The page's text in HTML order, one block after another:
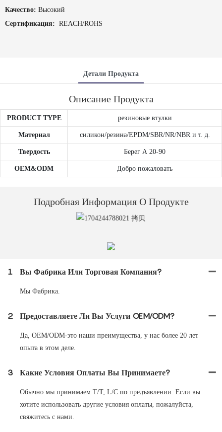
Качество: Высокий
Сертификация: REACH/ROHS
Детали Продукта
Описание Продукта
PRODUCT TYPE резиновые втулки
Материал силикон/резина/EPDM/SBR/NR/NBR и т. д.
Твердость Берег А 20-90
OEM&ODM Добро пожаловать
Подробная Информация О Продукте
1 Вы Фабрика Или Торговая Компания?
Мы Фабрика.
2 Предоставляете Ли Вы Услуги OEM/ODM?
Да, OEM/ODM-это наши преимущества, у нас более 20 лет
опыта в этом деле.
3 Какие Условия Оплаты Вы Принимаете?
Обычно мы принимаем T/T, L/C по предъявлении. Если вы
хотите использовать другие условия оплаты, пожалуйста,
свяжитесь с нами.